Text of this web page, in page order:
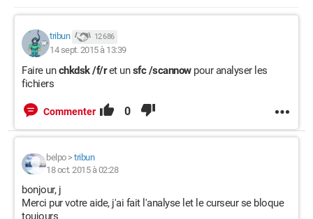
tribun 12 686
14 sept. 2015 à 13:39
Faire unchkdsk /f/ret unsfc /scannow pour analyser les
fichiers
Commenter 0
belpo> tribun
18 oct. 2015 à 02:28
bonjour, j
Merci pur votre aide, j'ai fait l'analyse let le curseur se bloque
toujours